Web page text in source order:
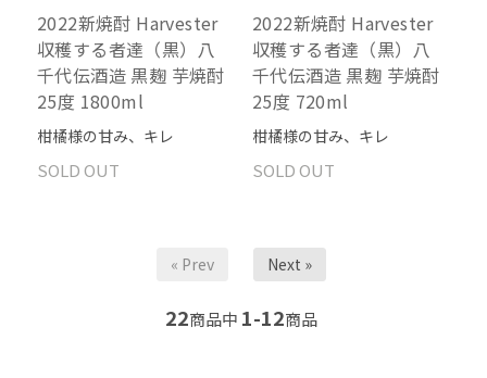
2022新焼酎 Harvester
収穫する者達（黒）八
千代伝酒造 黒麹 芋焼酎
25度 1800ml
柑橘様の甘み、キレ
SOLD OUT
2022新焼酎 Harvester
収穫する者達（黒）八
千代伝酒造 黒麹 芋焼酎
25度 720ml
柑橘様の甘み、キレ
SOLD OUT
« Prev Next »
22商品中 1-12商品